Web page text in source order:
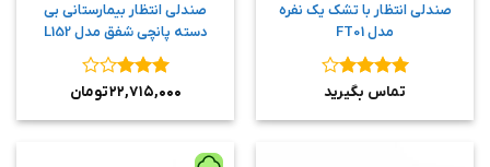
صندلی انتظار با تشک یک نفره
مدل FT01
نمره ۴
تماس بگیرید
صندلی انتظار بیمارستانی بی
دسته پانچی شفق مدل L152
نمره۳
۲۲,۷۱۵,۰۰۰تومان